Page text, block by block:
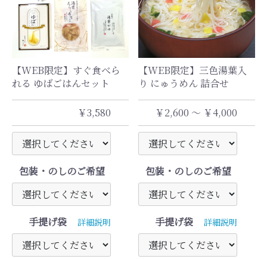
【WEB限定】すぐ食べら
れる ゆばごはんセット
￥3,580
包装・のしのご希望
手提げ袋 詳細説明
【WEB限定】三色湯葉入
り にゅうめん 詰合せ
￥2,600 ～ ￥4,000
包装・のしのご希望
手提げ袋 詳細説明